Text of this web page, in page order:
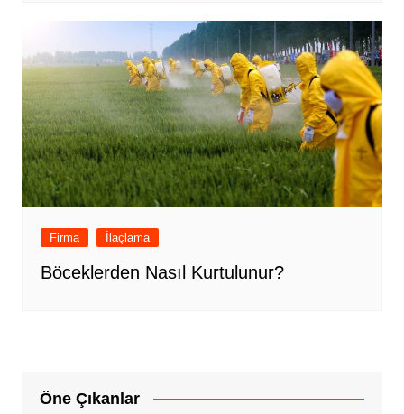
Firma İlaçlama
Böceklerden Nasıl Kurtulunur?
Öne Çıkanlar